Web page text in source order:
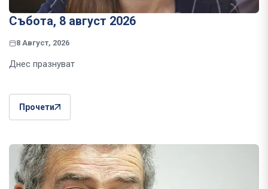
Събота, 8 август 2026
8 Август, 2026
Днес празнуват
Прочети